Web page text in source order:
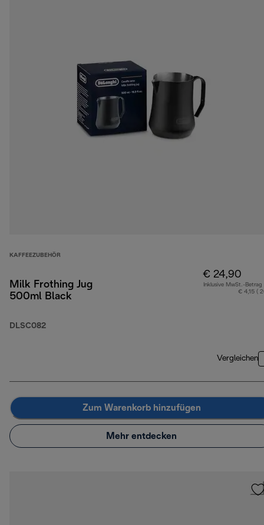
KAFFEEZUBEHÖR
Milk Frothing Jug
500ml Black
DLSC082
€ 24,90
Inklusive MwSt.-Betrag
€ 4,15 (
Vergleichen
Zum Warenkorb hinzufügen
Mehr entdecken